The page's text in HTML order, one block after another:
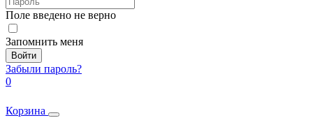
Поле введено не верно
Запомнить меня
Войти
Забыли пароль?
0
Корзина